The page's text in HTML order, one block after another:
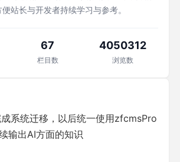
站长与开发者持续学习与参考。
67
栏目数
4050312
浏览数
系统迁移，以后统一使用zfcmsPro
输出AI方面的知识